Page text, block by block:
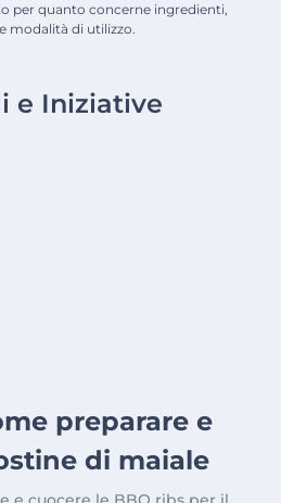
per quanto concerne ingredienti,
modalità di utilizzo.
e Iniziative
preparare e
di maiale